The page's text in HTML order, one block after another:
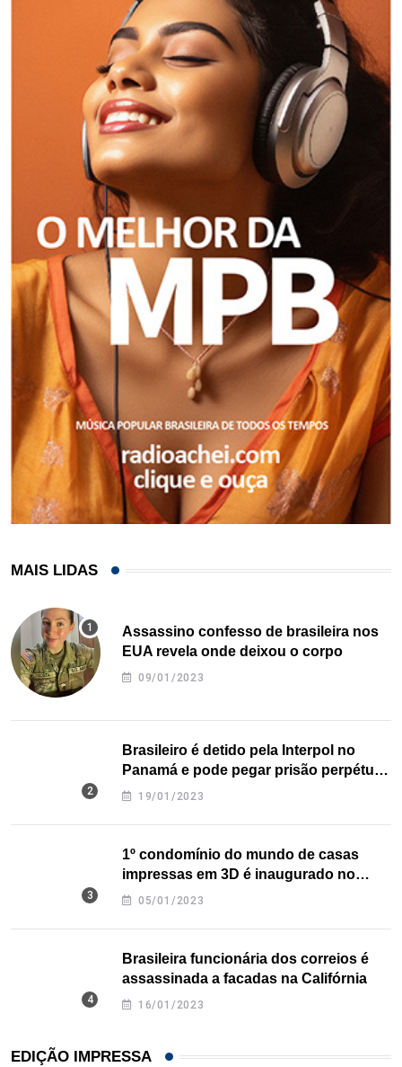
MAIS LIDAS
Assassino confesso de brasileira nos
EUA revela onde deixou o corpo
09/01/2023
Brasileiro é detido pela Interpol no
Panamá e pode pegar prisão perpétua
nos EUA
19/01/2023
1º condomínio do mundo de casas
impressas em 3D é inaugurado no
Texas
05/01/2023
Brasileira funcionária dos correios é
assassinada a facadas na Califórnia
16/01/2023
EDIÇÃO IMPRESSA